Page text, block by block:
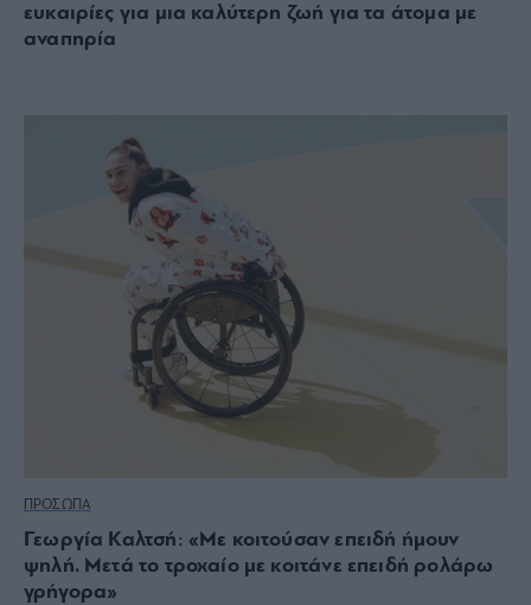
ευκαιρίες για μια καλύτερη ζωή για τα άτομα με
αναπηρία
ΠΡΟΣΩΠΑ
Γεωργία Καλτσή: «Με κοιτούσαν επειδή ήμουν
ψηλή. Μετά το τροχαίο με κοιτάνε επειδή ρολάρω
γρήγορα»